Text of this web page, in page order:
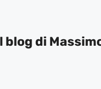
blog di